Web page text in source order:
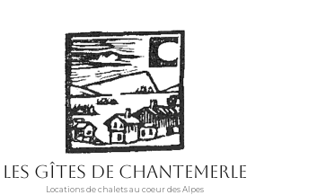
Les Gîtes de Chantemerle
Locations de chalets au coeur des Alpes